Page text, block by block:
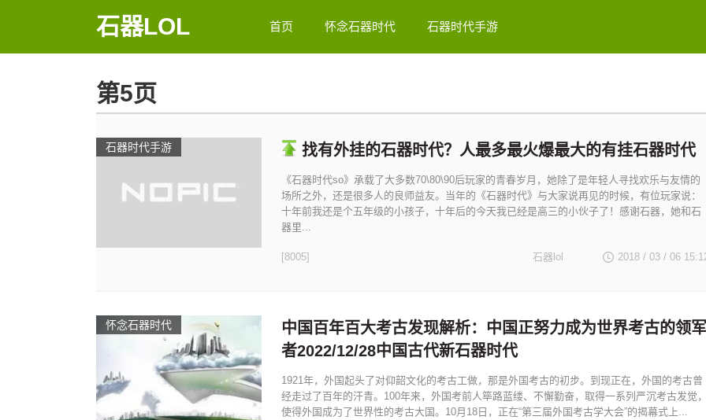
石器LOL 首页 怀念石器时代 石器时代手游
第5页
石器时代手游 找有外挂的石器时代？人最多最火爆最大的有挂石器时代
《石器时代so》承载了大多数70\80\90后玩家的青春岁月，她除了是年轻人寻找欢乐与友情的
场所之外，还是很多人的良师益友。当年的《石器时代》与大家说再见的时候，有位玩家说：
十年前我还是个五年级的小孩子，十年后的今天我已经是高三的小伙子了！感谢石器，她和石
器里...
[8005] 2018 / 03 / 06
石器lol
怀念石器时代
中国百年百大考古发现解析：中国正努力成为世界考古的领军
者2022/12/28中国古代新石器时代
1921年，外国起头了对仰韶文化的考古工做，那是外国考古的初步。到现正在，外国的考古曾
经走过了百年的汗青。100年来，外国考前人筚路蓝缕、不懈勤奋，取得一系列严沉考古发觉，
使得外国成为了世界性的考古大国。10月18日，正在“第三届外国考古学大会”的揭幕式上...